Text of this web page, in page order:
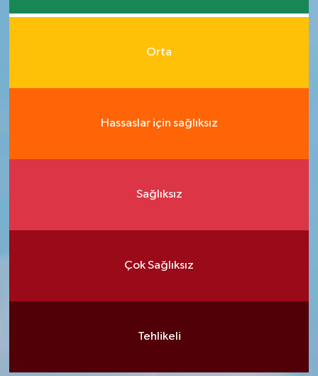
Orta
Hassaslar için sağlıksız
Sağlıksız
Çok Sağlıksız
Tehlikeli